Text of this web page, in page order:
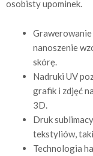
osobisty upominek.
nanoszenie
skórę.
Nadruki UV
grafik i zdjęć
3D.
Druk
tekstyliów,
Technologia